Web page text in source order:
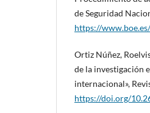
de Seguridad
https://
Ortiz Núñez,
de la investigación
internacional»,
https://doi.org/